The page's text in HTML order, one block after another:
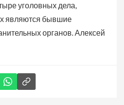
уголовных дела,
являются бывшие
органов. Алексей